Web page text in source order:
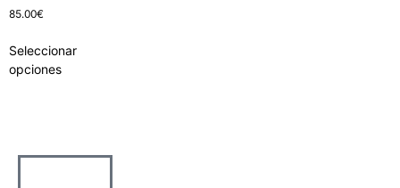
85.00€
Seleccionar
opciones